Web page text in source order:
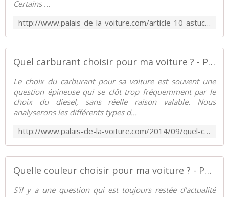
Certains ...
http://www.palais-de-la-voiture.com/article-10-astuces-pour-negocier-sa-voiture-neuve-108890052.html
Quel carburant choisir pour ma voiture ? - Palais-de-la-Voiture.com
Le choix du carburant pour sa voiture est souvent une
question épineuse qui se clôt trop fréquemment par le
choix du diesel, sans réelle raison valable. Nous
analyserons les différents types d...
http://www.palais-de-la-voiture.com/2014/09/quel-carburant-choisir-pour-ma-voiture.html
Quelle couleur choisir pour ma voiture ? - Palais-de-la-Voiture.com
S'il y a une question qui est toujours restée d'actualité